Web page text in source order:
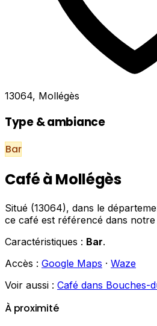
13064, Mollégès
Type & ambiance
Bar
Café à Mollégès
Situé (13064), dans le
ce café est référencé dans notre
Caractéristiques : Bar.
Accès : Google Maps · Waze
Voir aussi : Café dans Bouches-
À proximité